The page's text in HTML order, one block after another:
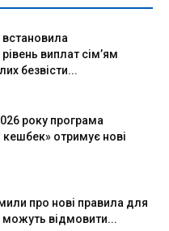
виплат сім’ям
безвісти...
року програма
отримує нові
про нові правила для
можуть відмовити...